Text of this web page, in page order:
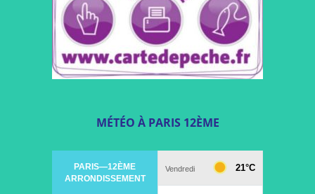
MÉTÉO À PARIS 12ÈME